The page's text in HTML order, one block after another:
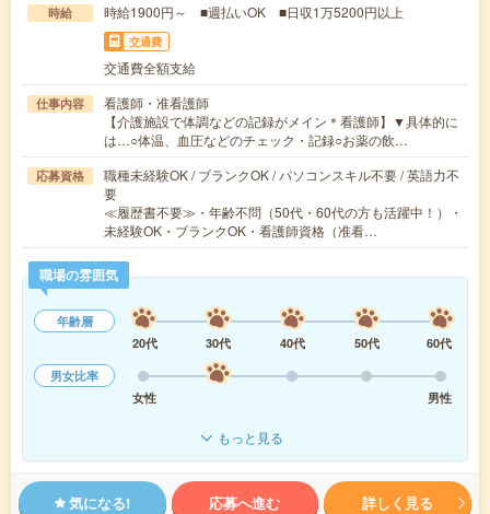
時給 時給1900円～ ■週払いOK ■日収1万5200円以上
交通費
交通費全額支給
仕事内容
看護師・准看護師
【介護施設で体調などの記録がメイン＊看護師】▼具体的に
は…○体温、血圧などのチェック・記録○お薬の飲…
応募資格
職種未経験OK / ブランクOK / パソコンスキル不要 / 英語力不
要
≪履歴書不要≫・年齢不問（50代・60代の方も活躍中！）・
未経験OK・ブランクOK・看護師資格（准看…
職場の雰囲気
年齢層
20代
30代 40代 50代
60代
男女比率
女性
男性
もっと見る
気になる! 応募へ進む 詳しく見る